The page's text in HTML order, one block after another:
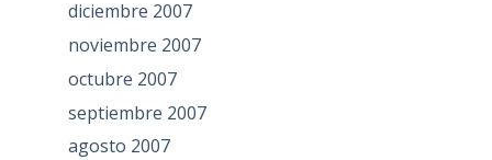
diciembre 2007
noviembre 2007
octubre 2007
septiembre 2007
agosto 2007